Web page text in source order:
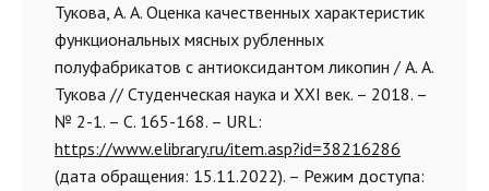
Тукова, А. А. Оценка качественных характеристик
функциональных мясных рубленных
полуфабрикатов с антиоксидантом ликопин / А. А.
Тукова // Студенческая наука и XXI век. – 2018. –
№ 2-1. – С. 165-168. – URL:
https://www.elibrary.ru/item.asp?id=38216286
(дата обращения: 15.11.2022). – Режим доступа: